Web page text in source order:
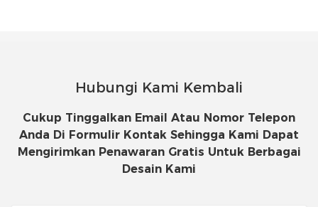
Hubungi Kami Kembali
Cukup Tinggalkan Email Atau Nomor Telepon
Anda Di Formulir Kontak Sehingga Kami Dapat
Mengirimkan Penawaran Gratis Untuk Berbagai
Desain Kami